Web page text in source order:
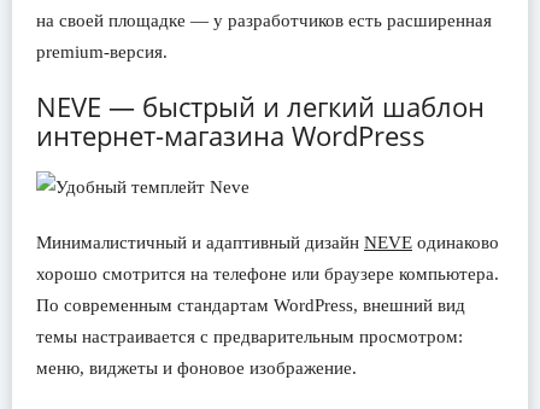
на своей площадке — у разработчиков есть расширенная
premium-версия.
NEVE — быстрый и легкий шаблон
интернет-магазина WordPress
Минималистичный и адаптивный дизайн NEVE одинаково
хорошо смотрится на телефоне или браузере компьютера.
По современным стандартам WordPress, внешний вид
темы настраивается с предварительным просмотром:
меню, виджеты и фоновое изображение.